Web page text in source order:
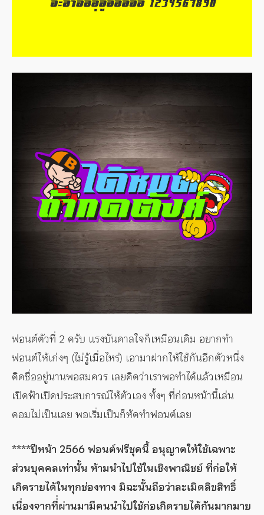
ฟอนต์ตัวที่ 2 ครับ แรงบันดาลใจก็เหมือนเดิม อยากทำ
ฟอนต์ให้เก่งๆ (ไม่รู้เมื่อไหร่) เอามาฝากให้ใช้กันอีกตัวหนึ่ง
คิดชื่ออยู่นานพอสมควร เลยคิดว่าเราพอทำได้แล้วเหมือน
เปิดฟ้าเปิดประสบการณ์ให้ตัวเอง ทั้งๆ ที่ก่อนหน้านี้เล่น
คอมไม่เป็นเลย พอเริ่มเป็นก็หัดทำฟอนต์เลย
****ปีหน้า 2566 ฟอนต์ฟรีชุดนี้ อนุญาตให้ใช้เฉพาะ
ส่วนบุคคลเท่านั้น ห้ามนำไปใช้ในเชิงพาณิชย์ ที่ก่อให้
เกิดรายได้ในทุกช่องทาง มิฉะนั้นถือว่าละเมิดลิขสิทธิ์
เนื่องจากที่่ผ่านมามีคนนำไปใช้ก่อเกิดรายได้กันมากมาย